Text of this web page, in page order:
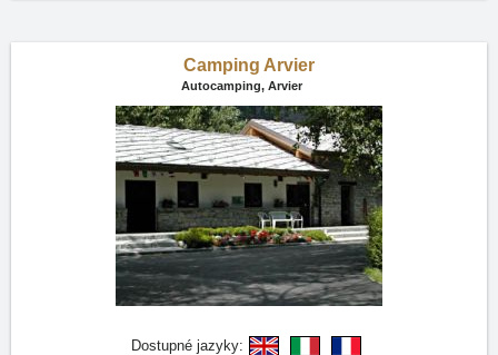
Camping Arvier
Autocamping, Arvier
Dostupné jazyky: